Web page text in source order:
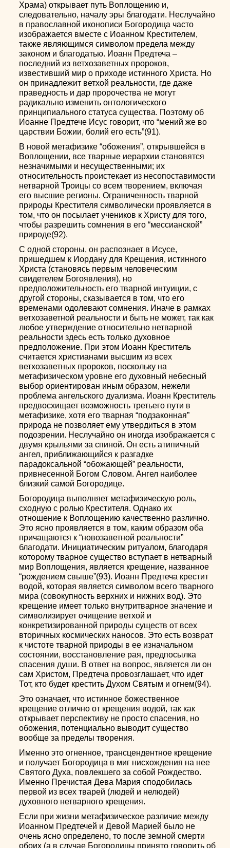
Храма) открывает путь Воплощению и,
следовательно, началу эры благодати. Неслучайно
в православной иконописи Богородица часто
изображается вместе с Иоанном Крестителем,
также являющимся символом предела между
законом и благодатью. Иоанн Предтеча –
последний из ветхозаветных пророков,
известивший мир о приходе истинного Христа. Но
он принадлежит ветхой реальности, где даже
праведность и дар пророчества не могут
радикально изменить онтологического
принципиального статуса существа. Поэтому об
Иоанне Предтече Исус говорит, что “мений же во
царствии Божии, болий его есть”(91).
В новой метафизике “обожения”, открывшейся в
Воплощении, все тварные иерархии становятся
незначимыми и несущественными; их
относительность проистекает из несопоставимости
нетварной Троицы со всем творением, включая
его высшие регионы. Ограниченность тварной
природы Крестителя символически проявляется в
том, что он посылает учеников к Христу для того,
чтобы разрешить сомнения в его “мессианской”
природе(92).
С одной стороны, он распознает в Исусе,
пришедшем к Иордану для Крещения, истинного
Христа (становясь первым человеческим
свидетелем Богоявления), но
предположительность его тварной интуиции, с
другой стороны, сказывается в том, что его
временами одолевают сомнения. Иначе в рамках
ветхозаветной реальности и быть не может, так как
любое утверждение относительно нетварной
реальности здесь есть только духовное
предположение. При этом Иоанн Креститель
считается христианами высшим из всех
ветхозаветных пророков, поскольку на
метафизическом уровне его духовный небесный
выбор ориентирован иным образом, нежели
проблема ангельского дуализма. Иоанн Креститель
предвосхищает возможность третьего пути в
метафизике, хотя его тварная “подзаконная”
природа не позволяет ему утвердиться в этом
подозрении. Неслучайно он иногда изображается с
двумя крыльями за спиной. Он есть атипичный
ангел, приближающийся к разгадке
парадоксальной “обожающей” реальности,
привнесенной Богом Словом. Ангел наиболее
близкий самой Богородице.
Богородица выполняет метафизическую роль,
сходную с ролью Крестителя. Однако их
отношение к Воплощению качественно различно.
Это ясно проявляется в том, каким образом оба
причащаются к “новозаветной реальности”
благодати. Инициатическим ритуалом, благодаря
которому тварное существо вступает в нетварный
мир Воплощения, является крещение, названное
“рождением свыше”(93). Иоанн Предтеча крестит
водой, которая является символом всего тварного
мира (совокупность верхних и нижних вод). Это
крещение имеет только внутритварное значение и
символизирует очищение ветхой и
конкретизированной природы существ от всех
вторичных космических наносов. Это есть возврат
к чистоте тварной природы в ее изначальном
состоянии, восстановление рая, предпосылка
спасения души. В ответ на вопрос, является ли он
сам Христом, Предтеча провозглашает, что идет
Тот, кто будет крестить Духом Святым и огнем(94).
Это означает, что истинное божественное
крещение отлично от крещения водой, так как
открывает перспективу не просто спасения, но
обожения, потенциально выводит существо
вообще за пределы творения.
Именно это огненное, трансцендентное крещение
и получает Богородица в миг нисхождения на нее
Святого Духа, повлекшего за собой Рождество.
Именно Пречистая Дева Мария сподобилась
первой из всех тварей (людей и нелюдей)
духовного нетварного крещения.
Если при жизни метафизическое различие между
Иоанном Предтечей и Девой Марией было не
очень ясно определено, то после земной смерти
обоих (а в случае Богородицы принято говорить об